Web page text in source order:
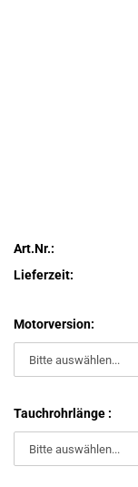
Art.Nr.:
Lieferzeit:
Motorversion:
Tauchrohrlänge :